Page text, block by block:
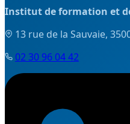
Institut de formation et
13 rue de la Sauvaie,
02 30 96 04 42